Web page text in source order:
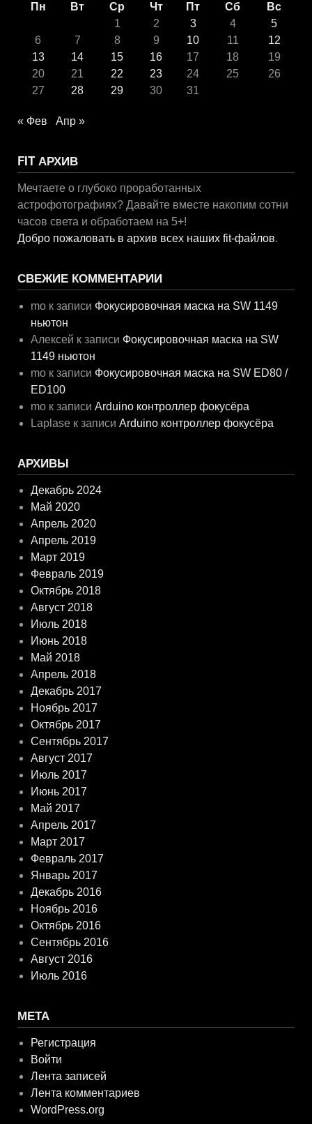
Пн
Вт Ср Чт Пт Сб
Вс
1
2 3 4
5
6
7 8 9 10 11
12
13
14 15 16 17 18
19
20
21 22 23 24 25
26
27
28 29 30 31
« Фев Апр »
FIT АРХИВ
Мечтаете о глубоко проработанных
астрофотографиях? Давайте вместе накопим сотни
часов света и обработаем на 5+!
Добро пожаловать в архив всех наших fit-файлов.
СВЕЖИЕ КОММЕНТАРИИ
mo к записи Фокусировочная маска на SW 1149
ньютон
Алексей к записи Фокусировочная маска на SW
1149 ньютон
mo к записи Фокусировочная маска на SW ED80 /
ED100
mo к записиArduino контроллер фокусёра
Laplase к записиArduino контроллер фокусёра
АРХИВЫ
Декабрь 2024
Май 2020
Апрель 2020
Апрель 2019
Март 2019
Февраль 2019
Октябрь 2018
Август 2018
Июль 2018
Июнь 2018
Май 2018
Апрель 2018
Декабрь 2017
Ноябрь 2017
Октябрь 2017
Сентябрь 2017
Август 2017
Июль 2017
Июнь 2017
Май 2017
Апрель 2017
Март 2017
Февраль 2017
Январь 2017
Декабрь 2016
Ноябрь 2016
Октябрь 2016
Сентябрь 2016
Август 2016
Июль 2016
МЕТА
Регистрация
Войти
Лента записей
Лента комментариев
WordPress.org